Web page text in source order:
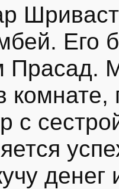
Его
Прасад.
комнате,
с
денег